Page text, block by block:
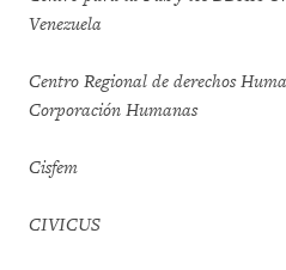
Venezuela
Centro Regional de derechos
Corporación Humanas
Cisfem
CIVICUS